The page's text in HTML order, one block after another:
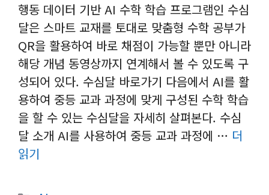
행동 데이터 기반 AI 수학 학습 프로그램인 수심
달은 스마트 교재를 토대로 맞춤형 수학 공부가
QR을 활용하여 바로 채점이 가능할 뿐만 아니라
해당 개념 동영상까지 연계해서 볼 수 있도록 구
성되어 있다. 수심달 바로가기 다음에서 AI를 활
용하여 중등 교과 과정에 맞게 구성된 수학 학습
을 할 수 있는 수심달을 자세히 살펴본다. 수심
달 소개 AI를 사용하여 중등 교과 과정에 … 더
읽기